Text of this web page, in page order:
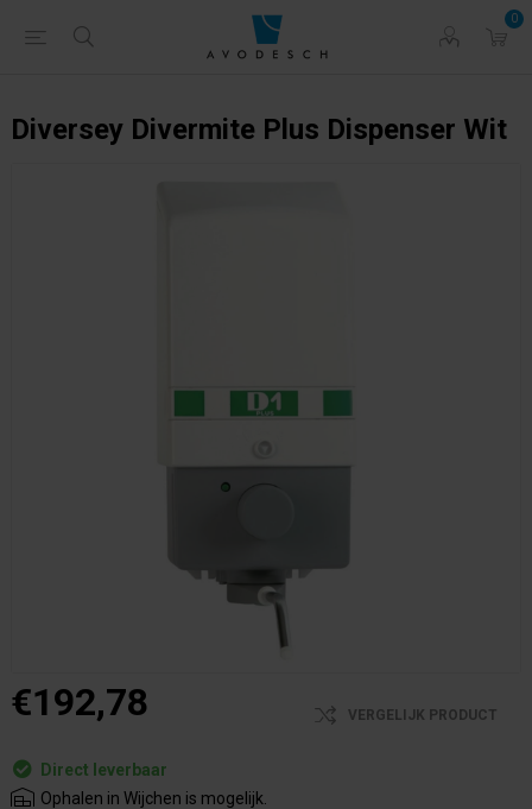
0
Diversey Divermite Plus Dispenser Wit
€192,78 VERGELIJK PRODUCT
Direct leverbaar
Ophalen in Wijchen is mogelijk.